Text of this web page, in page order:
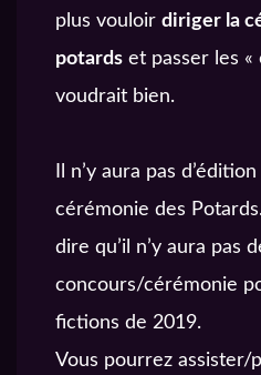
On
plus vouloir diriger la
potards et passer les «
voudrait bien.
Il n’y aura pas
cérémonie des
dire qu’il n’y aura pas
concours/cérémonie
fictions de 2019.
Vous pourrez assister/